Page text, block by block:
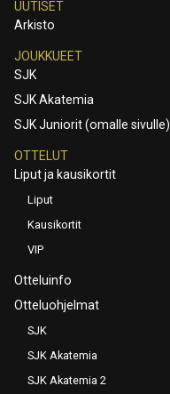
UUTISET
Arkisto
JOUKKUEET
SJK
SJK Akatemia
SJK Juniorit (omalle sivulle)
OTTELUT
Liput ja kausikortit
Liput
Kausikortit
VIP
Otteluinfo
Otteluohjelmat
SJK
SJK Akatemia
SJK Akatemia 2